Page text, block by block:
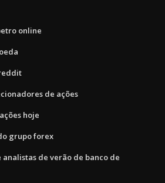
online
de ações
hoje
grupo forex
de verão de banco de